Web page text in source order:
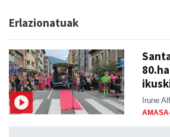
Erlazionatuak
Irune